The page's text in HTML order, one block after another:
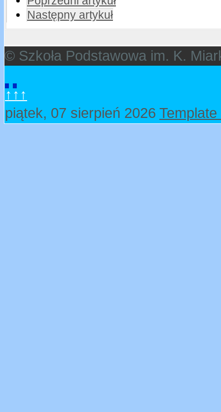
Następny artykuł
© Szkoła Podstawowa im. K.
↑↑↑
piątek, 07 sierpień 2026